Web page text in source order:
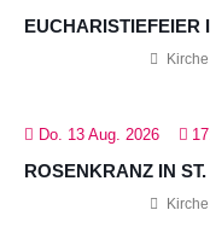
EUCHARISTIEFEIER
Do. 13 Aug. 2026
ROSENKRANZ IN